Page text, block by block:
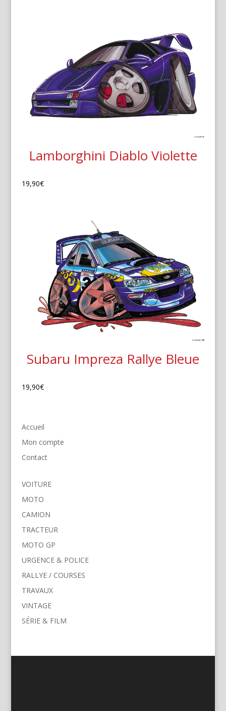
Lamborghini Diablo Violette
19,90€
Subaru Impreza Rallye Bleue
19,90€
Accueil
Mon compte
Contact
VOITURE
MOTO
CAMION
TRACTEUR
MOTO GP
URGENCE & POLICE
RALLYE / COURSES
TRAVAUX
VINTAGE
SÉRIE & FILM